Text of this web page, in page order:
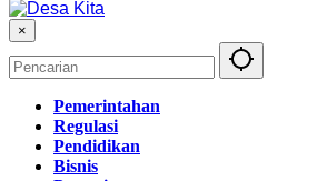
×
Pemerintahan
Regulasi
Pendidikan
Bisnis